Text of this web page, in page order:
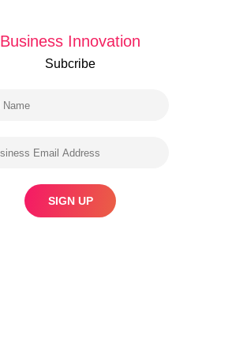
Business Innovation
Subcribe